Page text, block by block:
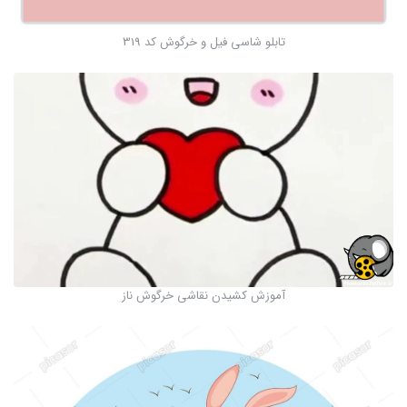
تابلو شاسی فیل و خرگوش کد 319
آموزش کشیدن نقاشی خرگوش ناز